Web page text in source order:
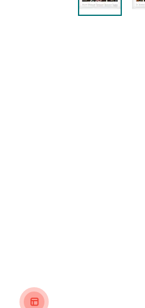
layout_alt